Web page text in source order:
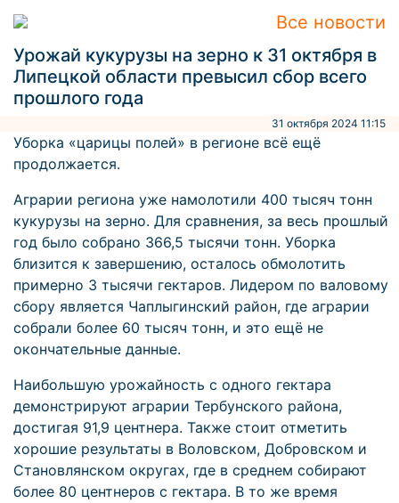
Все новости
Урожай кукурузы на зерно к 31 октября в
Липецкой области превысил сбор всего
прошлого года
31 октября 2024 11:15
Уборка «царицы полей» в регионе всё ещё
продолжается.
Аграрии региона уже намолотили 400 тысяч тонн
кукурузы на зерно. Для сравнения, за весь прошлый
год было собрано 366,5 тысячи тонн. Уборка
близится к завершению, осталось обмолотить
примерно 3 тысячи гектаров. Лидером по валовому
сбору является Чаплыгинский район, где аграрии
собрали более 60 тысяч тонн, и это ещё не
окончательные данные.
Наибольшую урожайность с одного гектара
демонстрируют аграрии Тербунского района,
достигая 91,9 центнера. Также стоит отметить
хорошие результаты в Воловском, Добровском и
Становлянском округах, где в среднем собирают
более 80 центнеров с гектара. В то же время